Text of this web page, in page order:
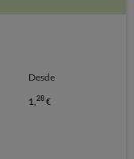
Desde
1,28 €